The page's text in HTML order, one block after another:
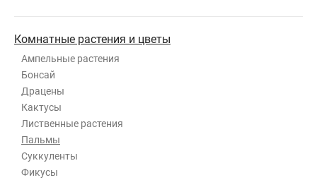
Комнатные растения и цветы
Ампельные растения
Бонсай
Драцены
Кактусы
Лиственные растения
Пальмы
Суккуленты
Фикусы